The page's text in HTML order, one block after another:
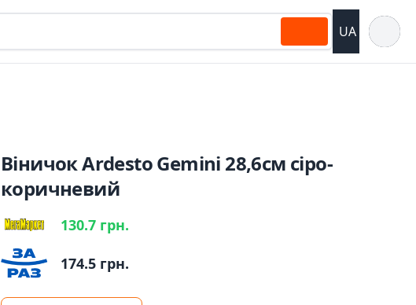
UA
Віничок Ardesto Gemini 28,6см сіро-
коричневий
130.7 грн.
174.5 грн.